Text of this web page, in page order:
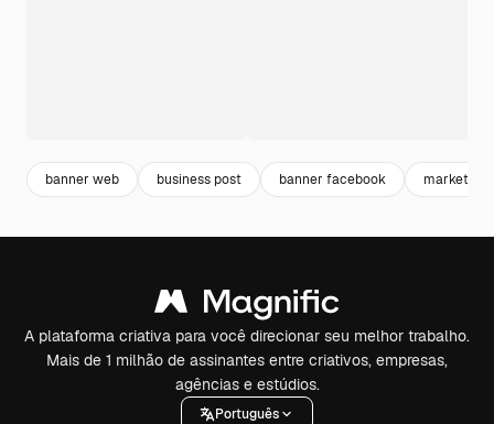
banner web business post banner facebook marketing
A plataforma criativa para você direcionar seu melhor trabalho.
Mais de 1 milhão de assinantes entre criativos, empresas,
agências e estúdios.
Português